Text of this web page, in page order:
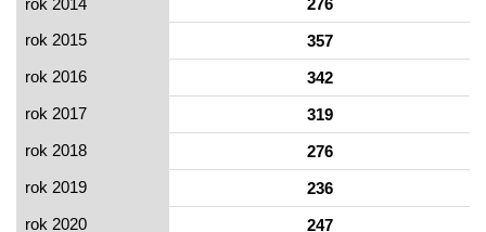
rok 2014
276
rok 2015
357
rok 2016
342
rok 2017
319
rok 2018
276
rok 2019
236
rok 2020
247